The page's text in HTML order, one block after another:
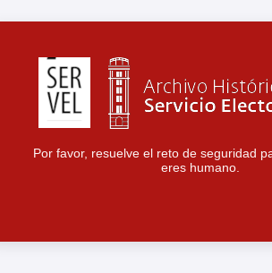
Por favor, resuelve el reto de seguridad
eres humano.